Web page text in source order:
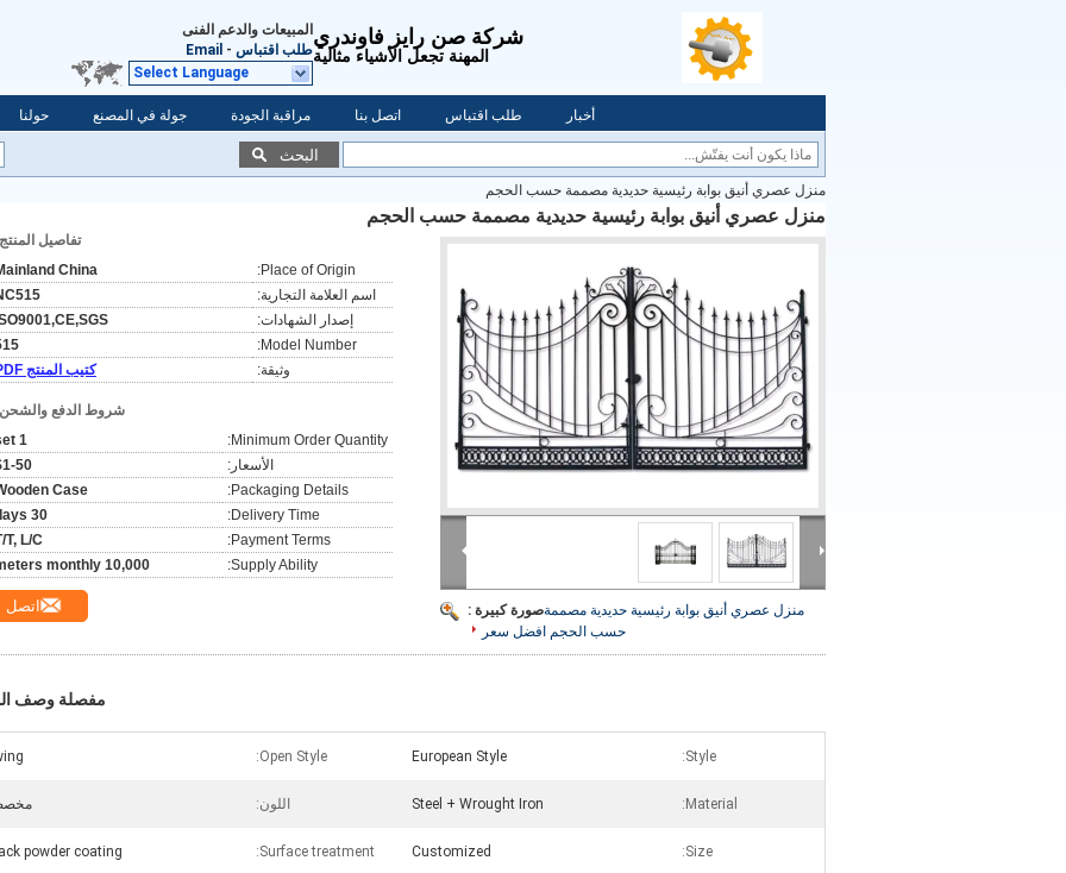
شركة صن رايز فاوندري
المهنة تجعل الأشياء مثالية
المبيعات والدعم الفنى
طلب اقتباس -
Email
Select Language
حولنا جولة في المصنع مراقبة الجودة اتصل بنا طلب اقتباس أخبار
البحث
منزل عصري أنيق بوابة رئيسية حديدية مصممة حسب الحجم
منزل عصري أنيق بوابة رئيسية حديدية مصممة حسب الحجم
صورة كبيرة :منزل عصري أنيق بوابة رئيسية حديدية مصممة
حسب الحجم افضل سعر
تفاصيل
Place of Origin:
China
اسم العلامة التجارية:
إصدار الشهادات:
Model Number:
وثيقة:
كتيب المنتج PDF
شروط الدفع
Minimum Order Quantity:
1 set
الأسعار:
50
Packaging Details:
Case
Delivery Time:
30 days
Payment Terms:
T, L/C
Supply Ability:
10,000 meters monthly
اتصل
مفصلة وصف
Style:
European Style
Open Style:
Material:
Steel + Wrought Iron اللون:
Size:
Customized
Surface treatment:
powder coating